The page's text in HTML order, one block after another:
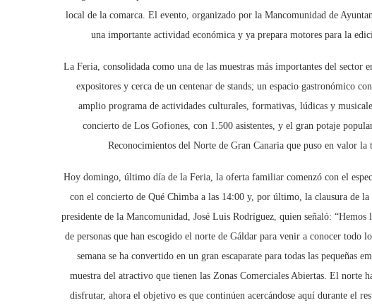
local de la comarca. El evento, organizado por la Mancomunidad de
una importante actividad económica y ya prepara motores para la
La Feria, consolidada como una de las muestras más importantes del
expositores y cerca de un centenar de stands; un espacio gastronómico
amplio programa de actividades culturales, formativas, lúdicas y
concierto de Los Gofiones, con 1.500 asistentes, y el gran potaje
Reconocimientos del Norte de Gran Canaria que puso en valor la
Hoy domingo, último día de la Feria, la oferta familiar comenzó con el
con el concierto de Qué Chimba a las 14:00 y, por último, la clausura de
presidente de la Mancomunidad, José Luis Rodríguez, quien señaló:
de personas que han escogido el norte de Gáldar para venir a conocer todo
semana se ha convertido en un gran escaparate para todas las pequeñas
muestra del atractivo que tienen las Zonas Comerciales Abiertas. El norte
disfrutar, ahora el objetivo es que continúen acercándose aquí durante el